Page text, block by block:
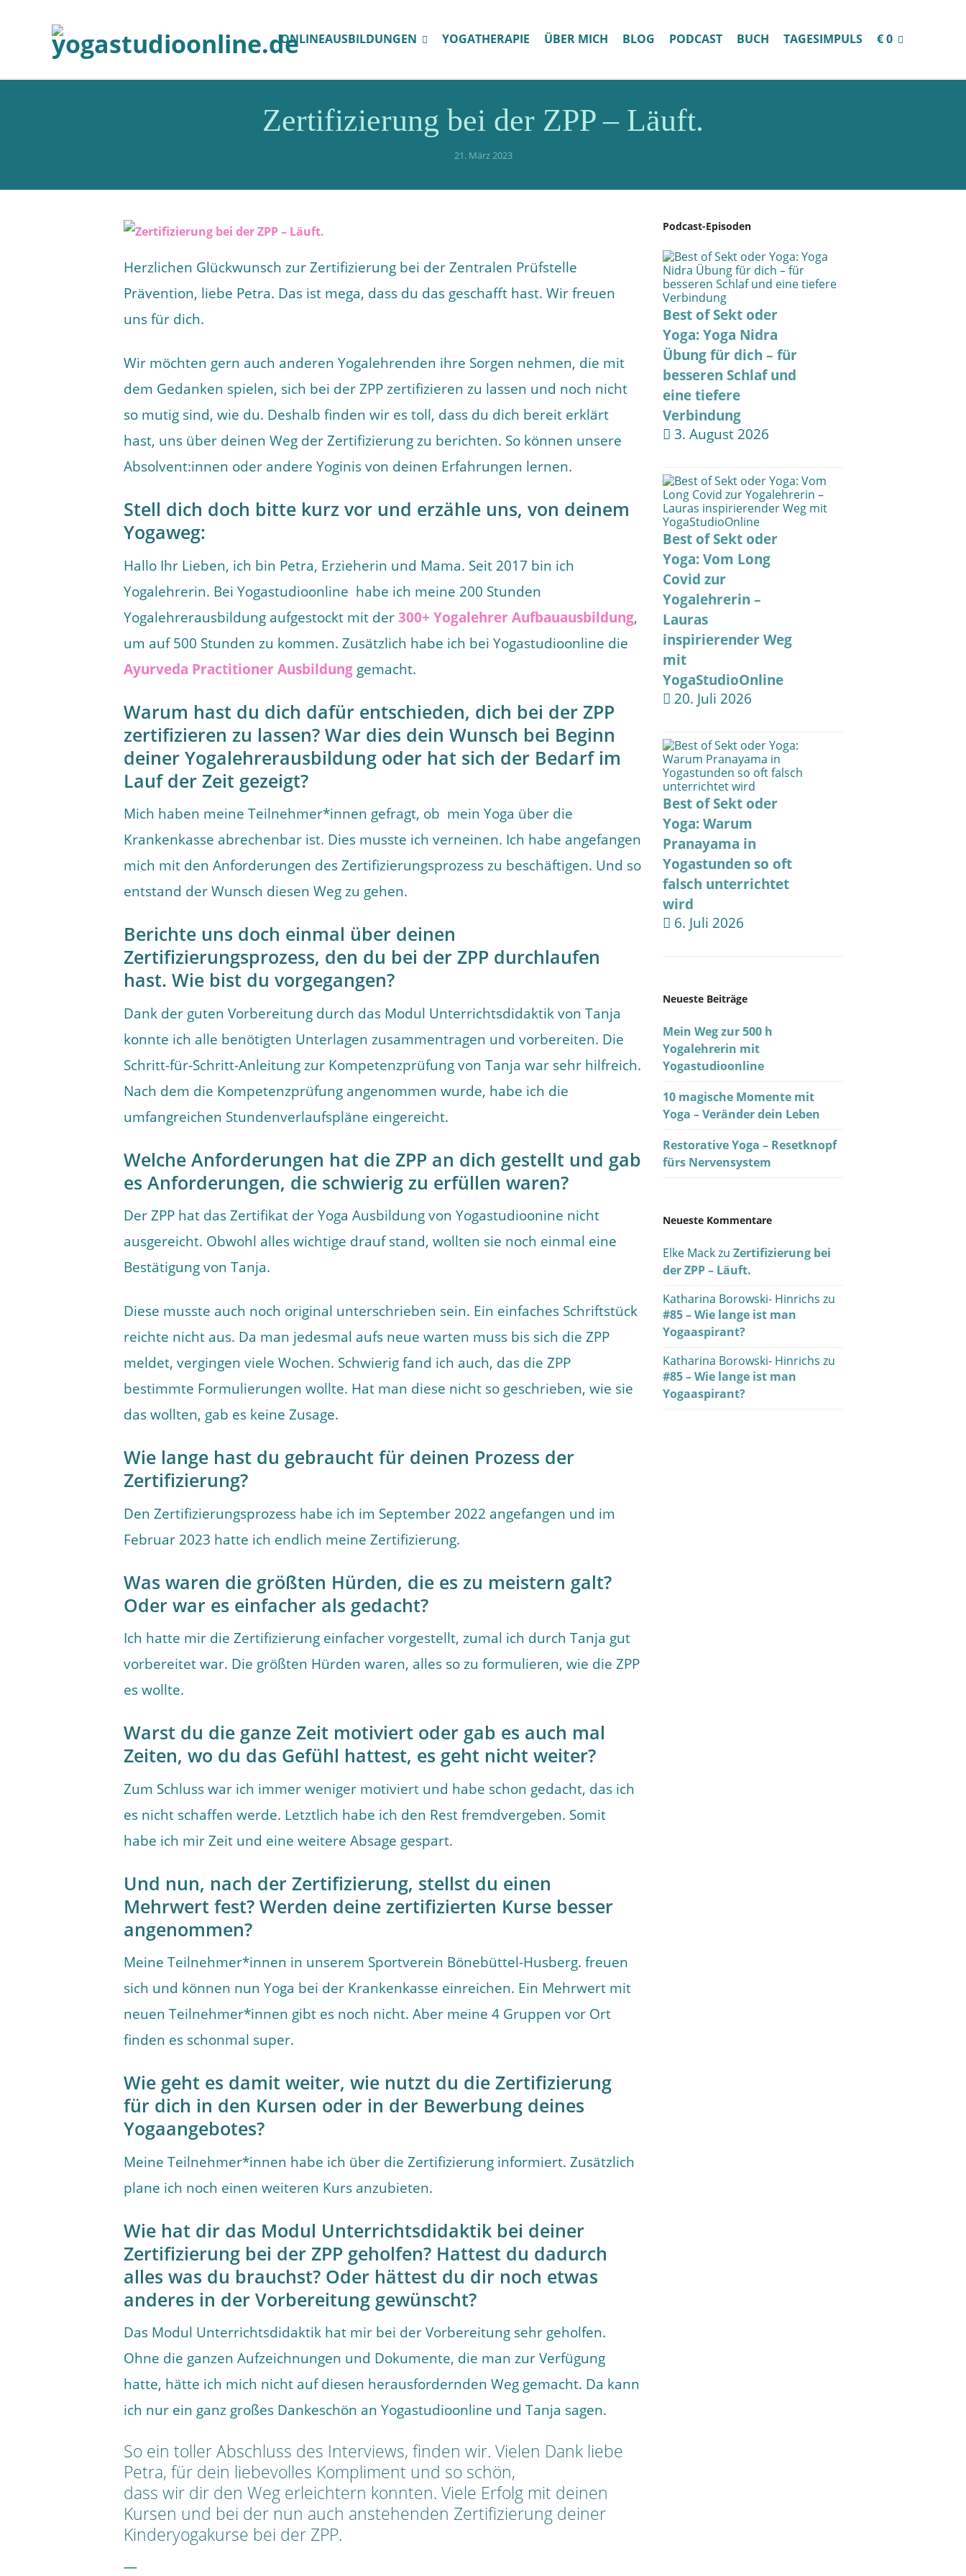
ONLINEAUSBILDUNGEN YOGATHERAPIE ÜBER MICH BLOG PODCAST BUCH TAGESIMPULS € 0
Zertifizierung bei der ZPP – Läuft.
21. März 2023
Herzlichen Glückwunsch zur Zertifizierung bei der Zentralen Prüfstelle
Prävention, liebe Petra. Das ist mega, dass du das geschafft hast. Wir freuen
uns für dich.
Wir möchten gern auch anderen Yogalehrenden ihre Sorgen nehmen, die mit
dem Gedanken spielen, sich bei der ZPP zertifizieren zu lassen und noch nicht
so mutig sind, wie du. Deshalb finden wir es toll, dass du dich bereit erklärt
hast, uns über deinen Weg der Zertifizierung zu berichten. So können unsere
Absolvent:innen oder andere Yoginis von deinen Erfahrungen lernen.
Stell dich doch bitte kurz vor und erzähle uns, von deinem
Yogaweg:
Hallo Ihr Lieben, ich bin Petra, Erzieherin und Mama. Seit 2017 bin ich
Yogalehrerin. Bei Yogastudioonline habe ich meine 200 Stunden
Yogalehrerausbildung aufgestockt mit der300+ Yogalehrer Aufbauausbildung,
um auf 500 Stunden zu kommen. Zusätzlich habe ich bei Yogastudioonline die
Ayurveda Practitioner Ausbildung gemacht.
Warum hast du dich dafür entschieden, dich bei der ZPP
zertifizieren zu lassen? War dies dein Wunsch bei Beginn
deiner Yogalehrerausbildung oder hat sich der Bedarf im
Lauf der Zeit gezeigt?
Mich haben meine Teilnehmer*innen gefragt, ob mein Yoga über die
Krankenkasse abrechenbar ist. Dies musste ich verneinen. Ich habe angefangen
mich mit den Anforderungen des Zertifizierungsprozess zu beschäftigen. Und so
entstand der Wunsch diesen Weg zu gehen.
Berichte uns doch einmal über deinen
Zertifizierungsprozess, den du bei der ZPP durchlaufen
hast. Wie bist du vorgegangen?
Dank der guten Vorbereitung durch das Modul Unterrichtsdidaktik von Tanja
konnte ich alle benötigten Unterlagen zusammentragen und vorbereiten. Die
Schritt-für-Schritt-Anleitung zur Kompetenzprüfung von Tanja war sehr hilfreich.
Nach dem die Kompetenzprüfung angenommen wurde, habe ich die
umfangreichen Stundenverlaufspläne eingereicht.
Welche Anforderungen hat die ZPP an dich gestellt und gab
es Anforderungen, die schwierig zu erfüllen waren?
Der ZPP hat das Zertifikat der Yoga Ausbildung von Yogastudioonine nicht
ausgereicht. Obwohl alles wichtige drauf stand, wollten sie noch einmal eine
Bestätigung von Tanja.
Diese musste auch noch original unterschrieben sein. Ein einfaches Schriftstück
reichte nicht aus. Da man jedesmal aufs neue warten muss bis sich die ZPP
meldet, vergingen viele Wochen. Schwierig fand ich auch, das die ZPP
bestimmte Formulierungen wollte. Hat man diese nicht so geschrieben, wie sie
das wollten, gab es keine Zusage.
Wie lange hast du gebraucht für deinen Prozess der
Zertifizierung?
Den Zertifizierungsprozess habe ich im September 2022 angefangen und im
Februar 2023 hatte ich endlich meine Zertifizierung.
Was waren die größten Hürden, die es zu meistern galt?
Oder war es einfacher als gedacht?
Ich hatte mir die Zertifizierung einfacher vorgestellt, zumal ich durch Tanja gut
vorbereitet war. Die größten Hürden waren, alles so zu formulieren, wie die ZPP
es wollte.
Warst du die ganze Zeit motiviert oder gab es auch mal
Zeiten, wo du das Gefühl hattest, es geht nicht weiter?
Zum Schluss war ich immer weniger motiviert und habe schon gedacht, das ich
es nicht schaffen werde. Letztlich habe ich den Rest fremdvergeben. Somit
habe ich mir Zeit und eine weitere Absage gespart.
Und nun, nach der Zertifizierung, stellst du einen
Mehrwert fest? Werden deine zertifizierten Kurse besser
angenommen?
Meine Teilnehmer*innen in unserem Sportverein Bönebüttel-Husberg. freuen
sich und können nun Yoga bei der Krankenkasse einreichen. Ein Mehrwert mit
neuen Teilnehmer*innen gibt es noch nicht. Aber meine 4 Gruppen vor Ort
finden es schonmal super.
Wie geht es damit weiter, wie nutzt du die Zertifizierung
für dich in den Kursen oder in der Bewerbung deines
Yogaangebotes?
Meine Teilnehmer*innen habe ich über die Zertifizierung informiert. Zusätzlich
plane ich noch einen weiteren Kurs anzubieten.
Wie hat dir das Modul Unterrichtsdidaktik bei deiner
Zertifizierung bei der ZPP geholfen? Hattest du dadurch
alles was du brauchst? Oder hättest du dir noch etwas
anderes in der Vorbereitung gewünscht?
Das Modul Unterrichtsdidaktik hat mir bei der Vorbereitung sehr geholfen.
Ohne die ganzen Aufzeichnungen und Dokumente, die man zur Verfügung
hatte, hätte ich mich nicht auf diesen herausfordernden Weg gemacht. Da kann
ich nur ein ganz großes Dankeschön an Yogastudioonline und Tanja sagen.
So ein toller Abschluss des Interviews, finden wir. Vielen Dank liebe
Petra, für dein liebevolles Kompliment und so schön,
dass wir dir den Weg erleichtern konnten. Viele Erfolg mit deinen
Kursen und bei der nun auch anstehenden Zertifizierung deiner
Kinderyogakurse bei der ZPP.
—
Podcast-Episoden
Best of Sekt oder
Yoga: Yoga Nidra
Übung für dich – für
besseren Schlaf und
eine tiefere
Verbindung
3. August 2026
Best of Sekt oder
Yoga: Vom Long
Covid zur
Yogalehrerin –
Lauras
inspirierender Weg
mit
YogaStudioOnline
20. Juli 2026
Best of Sekt oder
Yoga: Warum
Pranayama in
Yogastunden so oft
falsch unterrichtet
wird
6. Juli 2026
Neueste Beiträge
Mein Weg zur 500 h
Yogalehrerin mit
Yogastudioonline
10 magische Momente mit
Yoga – Veränder dein Leben
Restorative Yoga – Resetknopf
fürs Nervensystem
Neueste Kommentare
Elke Mackzu Zertifizierung bei
der ZPP – Läuft.
Katharina Borowski- Hinrichs zu
#85 – Wie lange ist man
Yogaaspirant?
Katharina Borowski- Hinrichs zu
#85 – Wie lange ist man
Yogaaspirant?